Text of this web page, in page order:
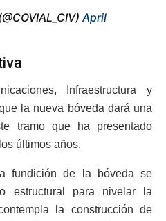
April
Infraestructura y
la nueva bóveda dará una
tramo que ha presentado
últimos años.
fundición de la bóveda se
estructural para nivelar la
la construcción de